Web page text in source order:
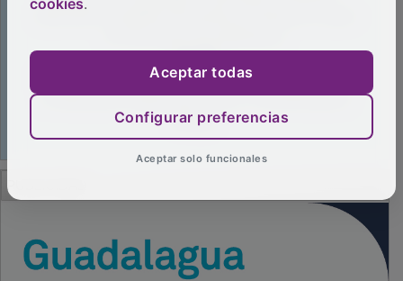
cookies.
Aceptar todas
Configurar preferencias
Aceptar solo funcionales